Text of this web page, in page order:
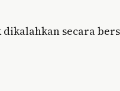
secara